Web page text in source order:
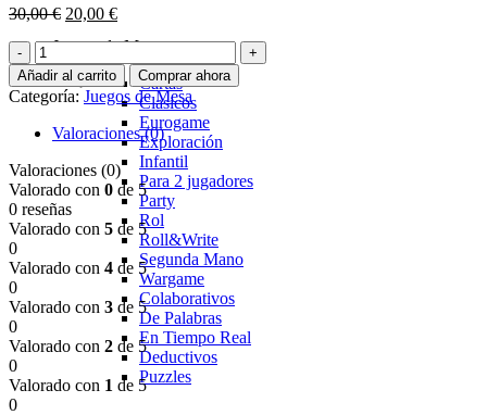
Juegos de Mesa
Cartas
Clasicos
Eurogame
Exploración
Infantil
Para 2 jugadores
Party
Rol
Roll&Write
Segunda Mano
Wargame
Colaborativos
De Palabras
En Tiempo Real
Deductivos
Puzzles
30,00€ El
era:
30,00 €.
20,00 €El
es:
20,00 €.
Monopoly
Star
Wars
Boba
Fett
cantidad
Añadir al carrito Comprar ahora
Categoría: Juegos de Mesa
Valoraciones (0)
Valoraciones (0)
Valorado con 0 de 5
0 reseñas
Valorado con 5 de 5
0
Valorado con 4 de 5
0
Valorado con 3 de 5
0
Valorado con 2 de 5
0
Valorado con 1 de 5
0